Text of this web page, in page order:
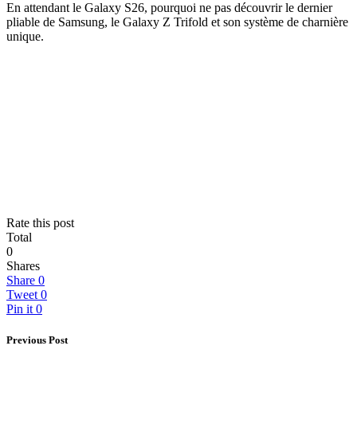
En attendant le Galaxy S26, pourquoi ne pas découvrir le dernier
pliable de Samsung, le Galaxy Z Trifold et son système de charnière
unique.
Rate this post
Total
0
Shares
Share 0
Tweet 0
Pin it 0
Previous Post